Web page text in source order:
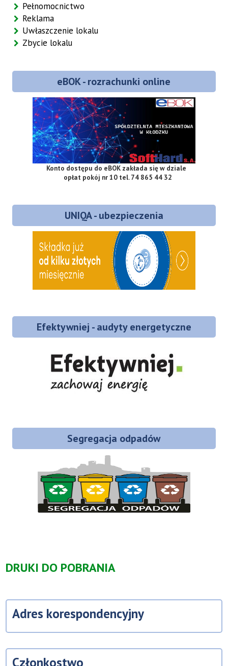
Pełnomocnictwo
Reklama
Uwłaszczenie lokalu
Zbycie lokalu
eBOK - rozrachunki online
Konto dostępu do eBOK zakłada się w dziale
opłat pokój nr 10 tel. 74 865 44 32
UNIQA - ubezpieczenia
Efektywniej - audyty energetyczne
Segregacja odpadów
DRUKI DO POBRANIA
Adres korespondencyjny
Członkostwo